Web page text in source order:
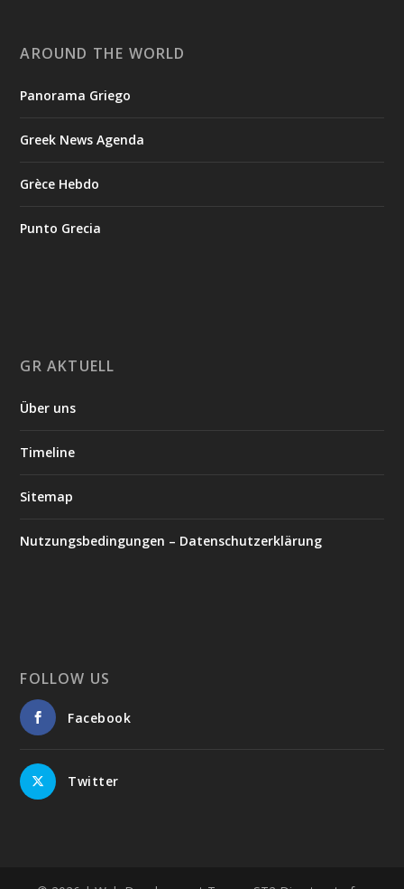
AROUND THE WORLD
Panorama Griego
Greek News Agenda
Grèce Hebdo
Punto Grecia
GR AKTUELL
Über uns
Timeline
Sitemap
Nutzungsbedingungen – Datenschutzerklärung
FOLLOW US
Facebook
Twitter